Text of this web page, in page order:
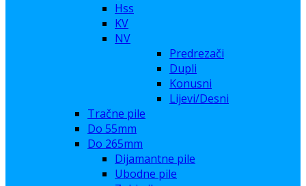
Hss
KV
NV
Predrezači
Dupli
Konusni
Lijevi/Desni
Tračne pile
Do 55mm
Do 265mm
Dijamantne pile
Ubodne pile